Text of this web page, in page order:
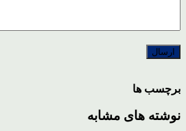
برچسب ها
نوشته های مشابه